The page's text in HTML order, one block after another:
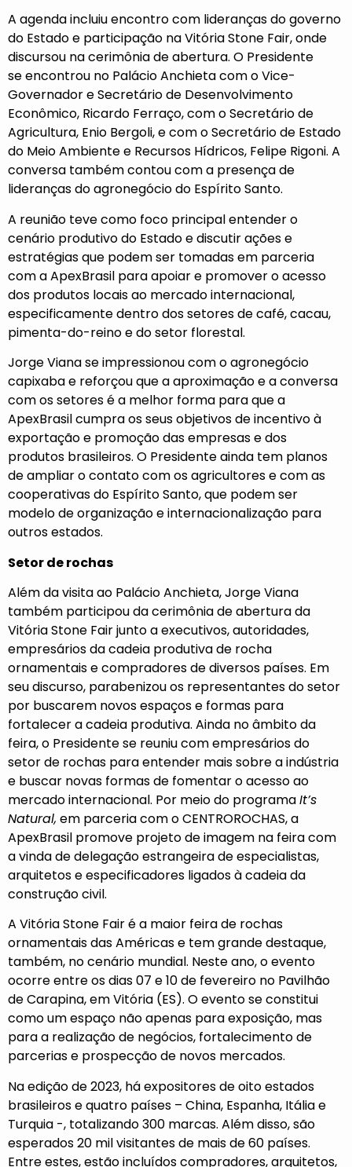
A agenda incluiu encontro com lideranças do governo
do Estado e participação na Vitória Stone Fair, onde
discursou na cerimônia de abertura. O Presidente
se encontrou no Palácio Anchieta com o Vice-
Governador e Secretário de Desenvolvimento
Econômico, Ricardo Ferraço, com o Secretário de
Agricultura, Enio Bergoli, e com o Secretário de Estado
do Meio Ambiente e Recursos Hídricos, Felipe Rigoni. A
conversa também contou com a presença de
lideranças do agronegócio do Espírito Santo.
A reunião teve como foco principal entender o
cenário produtivo do Estado e discutir ações e
estratégias que podem ser tomadas em parceria
com a ApexBrasil para apoiar e promover o acesso
dos produtos locais ao mercado internacional,
especificamente dentro dos setores de café, cacau,
pimenta-do-reino e do setor florestal.
Jorge Viana se impressionou com o agronegócio
capixaba e reforçou que a aproximação e a conversa
com os setores é a melhor forma para que a
ApexBrasil cumpra os seus objetivos de incentivo à
exportação e promoção das empresas e dos
produtos brasileiros. O Presidente ainda tem planos
de ampliar o contato com os agricultores e com as
cooperativas do Espírito Santo, que podem ser
modelo de organização e internacionalização para
outros estados.
Setor de rochas
Além da visita ao Palácio Anchieta, Jorge Viana
também participou da cerimônia de abertura da
Vitória Stone Fair junto a executivos, autoridades,
empresários da cadeia produtiva de rocha
ornamentais e compradores de diversos países. Em
seu discurso, parabenizou os representantes do setor
por buscarem novos espaços e formas para
fortalecer a cadeia produtiva. Ainda no âmbito da
feira, o Presidente se reuniu com empresários do
setor de rochas para entender mais sobre a indústria
e buscar novas formas de fomentar o acesso ao
mercado internacional. Por meio do programaIt’s
Natural, em parceria com o CENTROROCHAS, a
ApexBrasil promove projeto de imagem na feira com
a vinda de delegação estrangeira de especialistas,
arquitetos e especificadores ligados à cadeia da
construção civil.
A Vitória Stone Fair é a maior feira de rochas
ornamentais das Américas e tem grande destaque,
também, no cenário mundial. Neste ano, o evento
ocorre entre os dias 07 e 10 de fevereiro no Pavilhão
de Carapina, em Vitória (ES). O evento se constitui
como um espaço não apenas para exposição, mas
para a realização de negócios, fortalecimento de
parcerias e prospecção de novos mercados.
Na edição de 2023, há expositores de oito estados
brasileiros e quatro países – China, Espanha, Itália e
Turquia -, totalizando 300 marcas. Além disso, são
esperados 20 mil visitantes de mais de 60 países.
Entre estes, estão incluídos compradores, arquitetos,